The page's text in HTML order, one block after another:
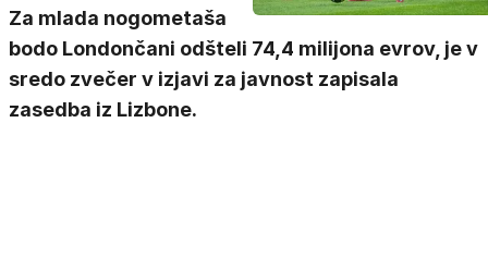
Za mlada nogometaša
bodo Londončani odšteli 74,4 milijona evrov, je v
sredo zvečer v izjavi za javnost zapisala
zasedba iz Lizbone.